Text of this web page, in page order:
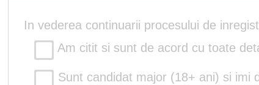
In vederea continuarii procesului de
Am citit si sunt de acord cu toate
Sunt candidat major (18+ ani) si imi